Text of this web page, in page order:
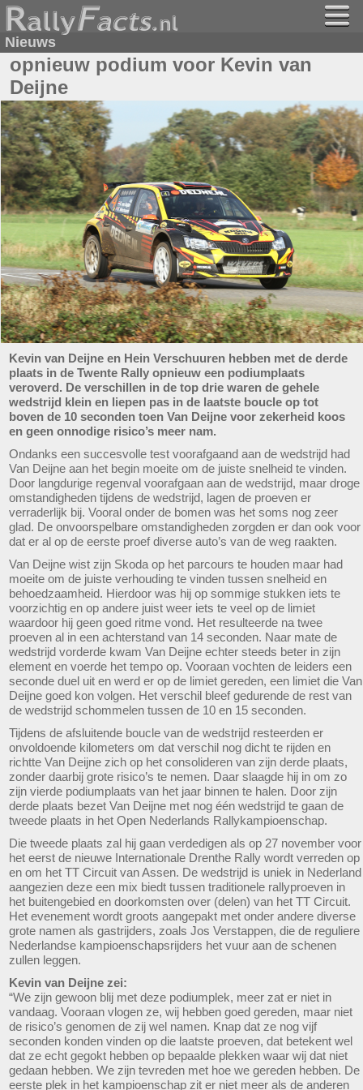
Nieuws
opnieuw podium voor Kevin van
Deijne
Kevin van Deijne en Hein Verschuuren hebben met de derde
plaats in de Twente Rally opnieuw een podiumplaats
veroverd. De verschillen in de top drie waren de gehele
wedstrijd klein en liepen pas in de laatste boucle op tot
boven de 10 seconden toen Van Deijne voor zekerheid koos
en geen onnodige risico’s meer nam.
Ondanks een succesvolle test voorafgaand aan de wedstrijd had
Van Deijne aan het begin moeite om de juiste snelheid te vinden.
Door langdurige regenval voorafgaan aan de wedstrijd, maar droge
omstandigheden tijdens de wedstrijd, lagen de proeven er
verraderlijk bij. Vooral onder de bomen was het soms nog zeer
glad. De onvoorspelbare omstandigheden zorgden er dan ook voor
dat er al op de eerste proef diverse auto’s van de weg raakten.
Van Deijne wist zijn Skoda op het parcours te houden maar had
moeite om de juiste verhouding te vinden tussen snelheid en
behoedzaamheid. Hierdoor was hij op sommige stukken iets te
voorzichtig en op andere juist weer iets te veel op de limiet
waardoor hij geen goed ritme vond. Het resulteerde na twee
proeven al in een achterstand van 14 seconden. Naar mate de
wedstrijd vorderde kwam Van Deijne echter steeds beter in zijn
element en voerde het tempo op. Vooraan vochten de leiders een
seconde duel uit en werd er op de limiet gereden, een limiet die Van
Deijne goed kon volgen. Het verschil bleef gedurende de rest van
de wedstrijd schommelen tussen de 10 en 15 seconden.
Tijdens de afsluitende boucle van de wedstrijd resteerden er
onvoldoende kilometers om dat verschil nog dicht te rijden en
richtte Van Deijne zich op het consolideren van zijn derde plaats,
zonder daarbij grote risico’s te nemen. Daar slaagde hij in om zo
zijn vierde podiumplaats van het jaar binnen te halen. Door zijn
derde plaats bezet Van Deijne met nog één wedstrijd te gaan de
tweede plaats in het Open Nederlands Rallykampioenschap.
Die tweede plaats zal hij gaan verdedigen als op 27 november voor
het eerst de nieuwe Internationale Drenthe Rally wordt verreden op
en om het TT Circuit van Assen. De wedstrijd is uniek in Nederland
aangezien deze een mix biedt tussen traditionele rallyproeven in
het buitengebied en doorkomsten over (delen) van het TT Circuit.
Het evenement wordt groots aangepakt met onder andere diverse
grote namen als gastrijders, zoals Jos Verstappen, die de reguliere
Nederlandse kampioenschapsrijders het vuur aan de schenen
zullen leggen.
Kevin van Deijne zei:
“We zijn gewoon blij met deze podiumplek, meer zat er niet in
vandaag. Vooraan vlogen ze, wij hebben goed gereden, maar niet
de risico’s genomen de zij wel namen. Knap dat ze nog vijf
seconden konden vinden op die laatste proeven, dat betekent wel
dat ze echt gegokt hebben op bepaalde plekken waar wij dat niet
gedaan hebben. We zijn tevreden met hoe we gereden hebben. De
eerste plek in het kampioenschap zit er niet meer als de anderen